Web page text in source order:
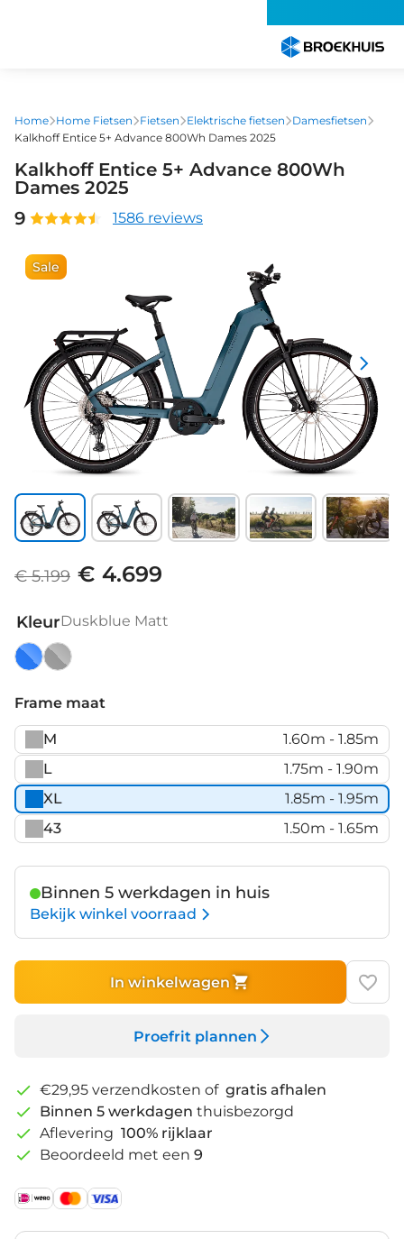
gaan
Home Home Fietsen Fietsen Elektrische fietsen
Damesfietsen
Kalkhoff Entice 5+ Advance 800Wh Dames 2025
Kalkhoff Entice 5+ Advance 800Wh
Dames 2025
9
1586 reviews
Sale
€ 5.199 € 4.699
KleurDuskblue Matt
MattMatt
Frame maat
M
1.60m - 1.85m
L
1.75m - 1.90m
XL
1.85m - 1.95m
43
1.50m - 1.65m
Binnen 5 werkdagen in huis
Bekijk winkel voorraad
In winkelwagen
Proefrit plannen
€29,95 verzendkosten of gratis afhalen
Binnen 5 werkdagen thuisbezorgd
Aflevering 100% rijklaar
Beoordeeld met een 9